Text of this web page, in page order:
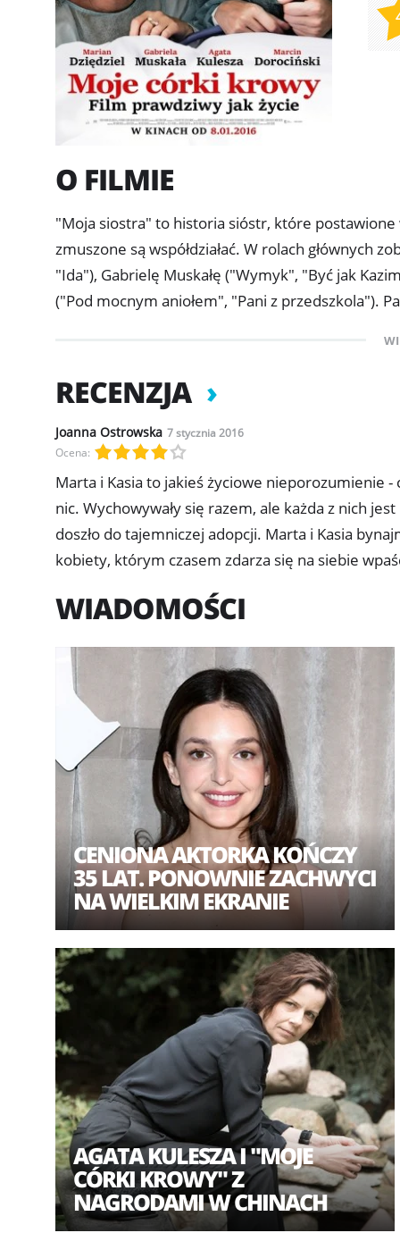
O FILMIE
"Moja siostra" to historia sióstr, które
zmuszone są współdziałać. W rolach głównych
"Ida"), Gabrielę Muskałę ("Wymyk", "Być jak
("Pod mocnym aniołem", "Pani z przedszkola").
wciąż nie może ułożyć sobie życia. Niestabilna
od ideału małżeństwie (w roli męża Marcin
za sobą przepadają. Jednak rodzinny dramat
do siebie, odzyskują utracony kontakt, co
RECENZJA
Joanna Ostrowska 7 stycznia 2016
Ocena:
Marta i Kasia to jakieś życiowe nieporozumienie -
nic. Wychowywały się razem, ale każda z nich
doszło do tajemniczej adopcji. Marta i Kasia
kobiety, którym czasem zdarza się na siebie
WIADOMOŚCI
CENIONA AKTORKA KOŃCZY
35 LAT. PONOWNIE ZACHWYCI
NA WIELKIM EKRANIE
AGATA KULESZA I "MOJE
CÓRKI KROWY" Z
NAGRODAMI W CHINACH